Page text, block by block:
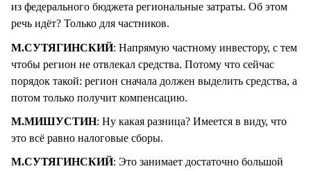
из федерального бюджета региональные затраты. Об этом
речь идёт? Только для частников.
М.СУТЯГИНСКИЙ: Напрямую частному инвестору, с тем
чтобы регион не отвлекал средства. Потому что сейчас
порядок такой: регион сначала должен выделить средства, а
потом только получит компенсацию.
М.МИШУСТИН: Ну какая разница? Имеется в виду, что
это всё равно налоговые сборы.
М.СУТЯГИНСКИЙ: Это занимает достаточно большой